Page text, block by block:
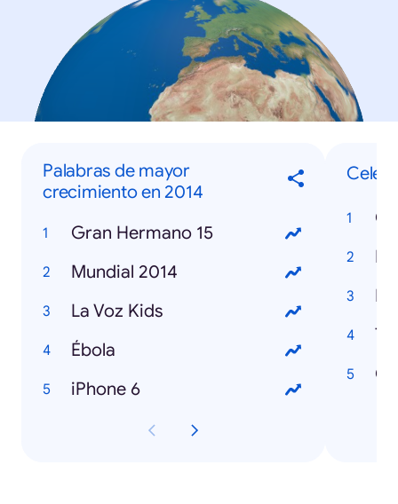
Palabras de mayor
crecimiento en 2014
Gran Hermano 15
Mundial 2014
La Voz Kids
Ébola
iPhone 6